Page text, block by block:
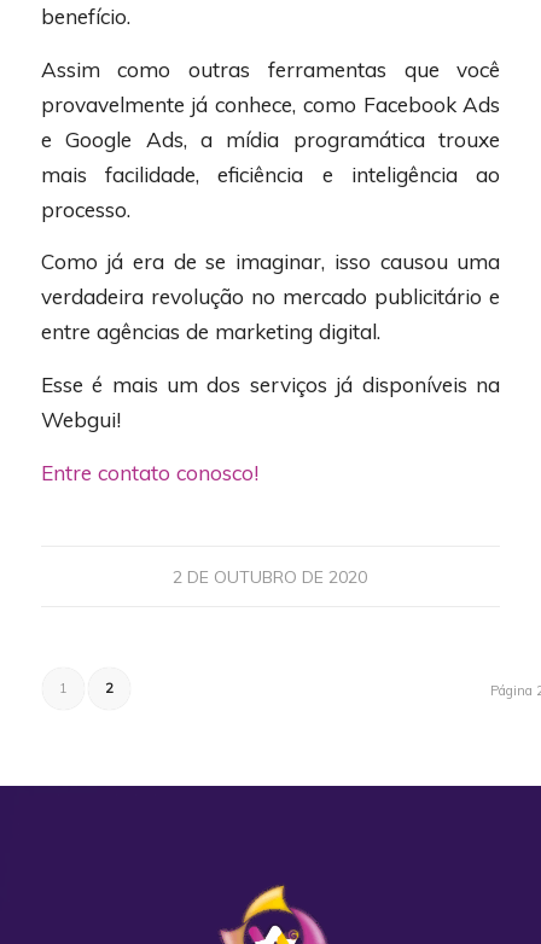
benefício.
Assim como outras ferramentas que você
provavelmente já conhece, como Facebook Ads
e Google Ads, a mídia programática trouxe
mais facilidade, eficiência e inteligência ao
processo.
Como já era de se imaginar, isso causou uma
verdadeira revolução no mercado publicitário e
entre agências de marketing digital.
Esse é mais um dos serviços já disponíveis na
Webgui!
Entre contato conosco!
2 DE OUTUBRO DE 2020
Página
1 2